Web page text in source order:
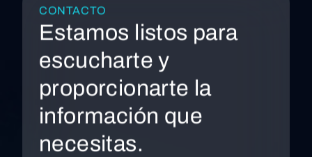
CONTACTO
Estamos listos para
escucharte y
proporcionarte la
información que
necesitas.